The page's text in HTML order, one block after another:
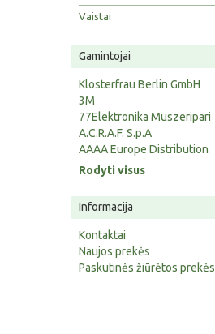
Vaistai
Gamintojai
Klosterfrau Berlin GmbH
3M
77Elektronika Muszeripari
A.C.R.A.F. S.p.A
AAAA Europe Distribution
Rodyti visus
Informacija
Kontaktai
Naujos prekės
Paskutinės žiūrėtos prekės